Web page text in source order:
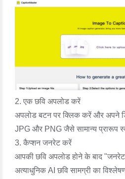
2. एक छवि अपलोड करें
अपलोड बटन पर क्लिक करें और अपने
JPG और PNG जैसे सामान्य प्रारूप
3. कैप्शन जनरेट करें
आपकी छवि अपलोड होने के बाद
अत्याधुनिक AI छवि सामग्री का